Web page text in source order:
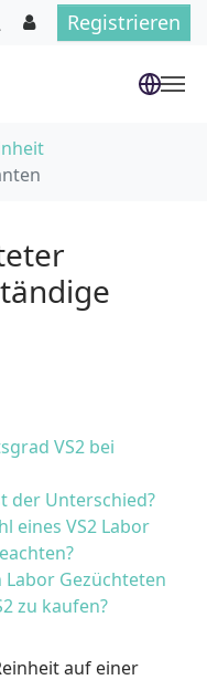
Registrieren
VS2 bei
der Unterschied?
eines VS2 Labor
Gezüchteten
zu kaufen?
auf einer